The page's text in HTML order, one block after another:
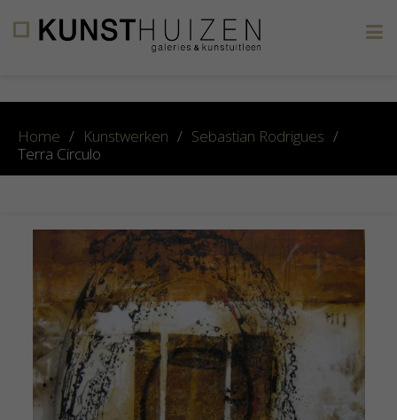
Home / Kunstwerken / Sebastian Rodrigues /
Terra Circulo